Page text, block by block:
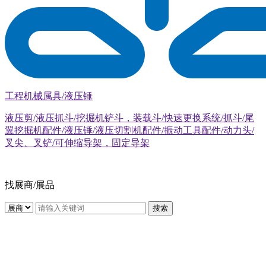
工程机械属具/液压锤
液压剪/液压抓斗/挖掘机铲斗，装载斗/快速更换系统/抓斗/尾
翼挖掘机配件/液压锤/液压切割机配件/振动工具配件/动力头/
叉尖、叉铲/可伸缩导架，固定导架
找展商/展品
搜索